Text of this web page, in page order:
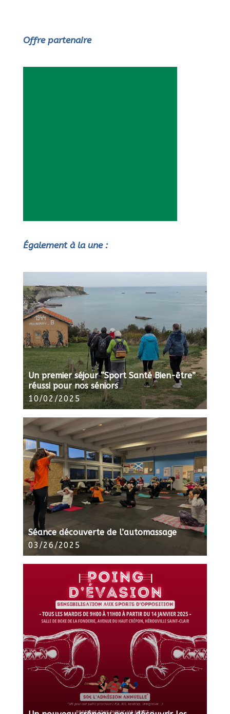
Offre partenaire
Également à la une :
Un premier séjour “Sport Santé Bien-être”
réussi pour nos séniors
10/02/2025
Séance découverte de l’automassage
03/26/2025